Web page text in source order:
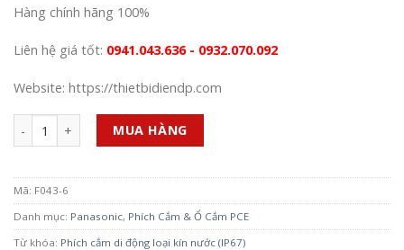
Hàng chính hãng 100%
Liên hệ giá tốt: 0941.043.636 - 0932.070.092
Website: https://thietbidiendp.com
Số lượng MUA HÀNG
Mã: F043-6
Danh mục: Panasonic, Phích Cắm & Ổ Cắm PCE
Từ khóa: Phích cắm di động loại kín nước (IP67)